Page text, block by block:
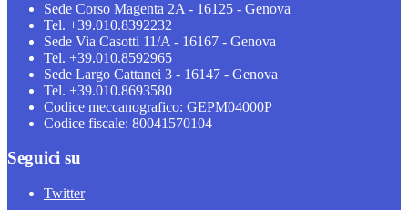
Sede Corso Magenta 2A - 16125 - Genova
Tel. +39.010.8392232
Sede Via Casotti 11/A - 16167 - Genova
Tel. +39.010.8592965
Sede Largo Cattanei 3 - 16147 - Genova
Tel. +39.010.8693580
Codice meccanografico: GEPM04000P
Codice fiscale: 80041570104
Seguici su
Twitter